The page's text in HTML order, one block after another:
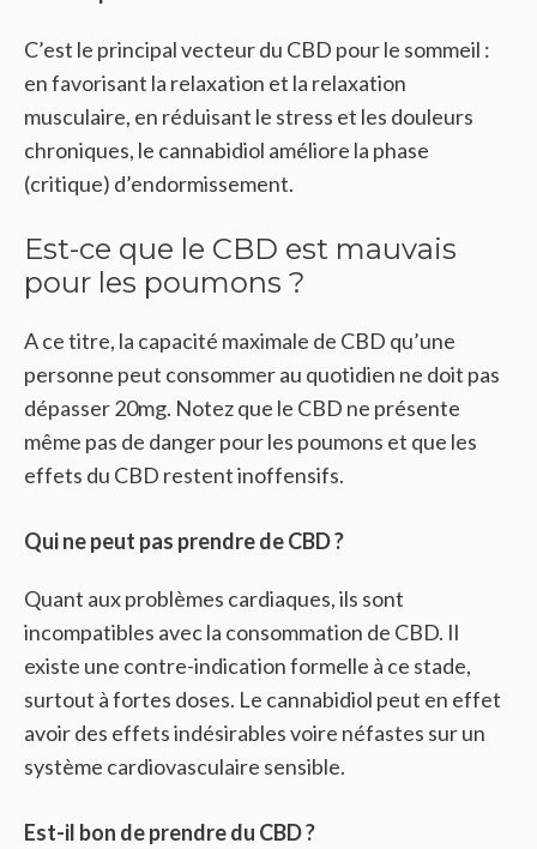
C’est le principal vecteur du CBD pour le sommeil :
en favorisant la relaxation et la relaxation
musculaire, en réduisant le stress et les douleurs
chroniques, le cannabidiol améliore la phase
(critique) d’endormissement.
Est-ce que le CBD est mauvais
pour les poumons ?
A ce titre, la capacité maximale de CBD qu’une
personne peut consommer au quotidien ne doit pas
dépasser 20mg. Notez que le CBD ne présente
même pas de danger pour les poumons et que les
effets du CBD restent inoffensifs.
Qui ne peut pas prendre de CBD ?
Quant aux problèmes cardiaques, ils sont
incompatibles avec la consommation de CBD. Il
existe une contre-indication formelle à ce stade,
surtout à fortes doses. Le cannabidiol peut en effet
avoir des effets indésirables voire néfastes sur un
système cardiovasculaire sensible.
Est-il bon de prendre du CBD ?